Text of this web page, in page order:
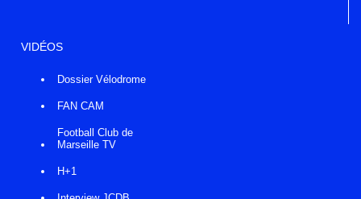
VIDÉOS
Dossier Vélodrome
FAN CAM
Football Club de
Marseille TV
H+1